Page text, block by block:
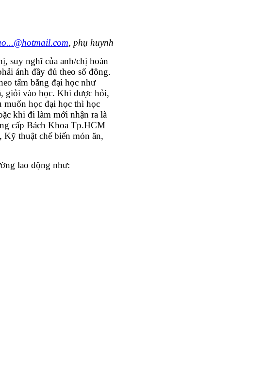
, phụ huynh
suy nghĩ của anh/chị hoàn
ánh đầy đủ theo số đông.
tấm bằng đại học như
giỏi vào học. Khi được hỏi,
muốn học đại học thì học
khi đi làm mới nhận ra là
cấp Bách Khoa Tp.HCM
thuật chế biến món ăn,
lao động như: